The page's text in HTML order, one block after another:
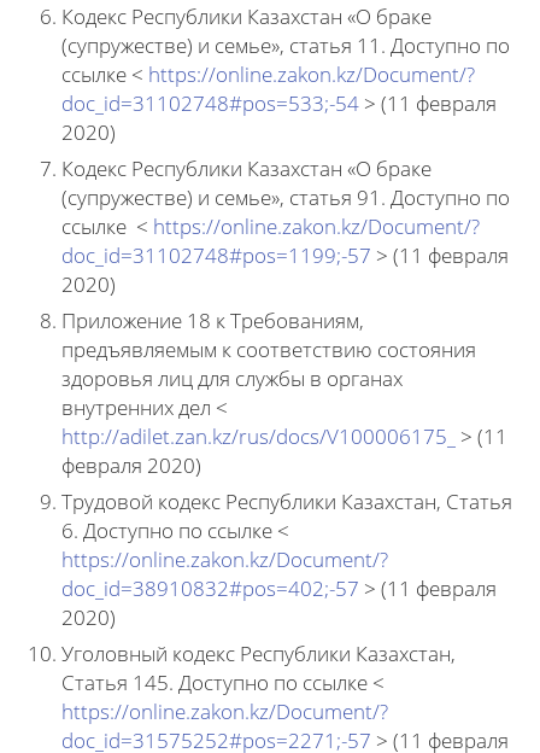
Кодекс Республики Казахстан «О браке
(супружестве) и семье», статья 11. Доступно по
ссылке < https://online.zakon.kz/Document/?
doc_id=31102748#pos=533;-54> (11 февраля
2020)
Кодекс Республики Казахстан «О браке
(супружестве) и семье», статья 91. Доступно по
ссылке < https://online.zakon.kz/Document/?
doc_id=31102748#pos=1199;-57 > (11 февраля
2020)
Приложение 18 к Требованиям,
предъявляемым к соответствию состояния
здоровья лиц для службы в органах
внутренних дел <
http://adilet.zan.kz/rus/docs/V100006175_ > (11
февраля 2020)
Трудовой кодекс Республики Казахстан, Статья
6. Доступно по ссылке <
https://online.zakon.kz/Document/?
doc_id=38910832#pos=402;-57 > (11 февраля
2020)
Уголовный кодекс Республики Казахстан,
Статья 145. Доступно по ссылке <
https://online.zakon.kz/Document/?
doc_id=31575252#pos=2271;-57 > (11 февраля